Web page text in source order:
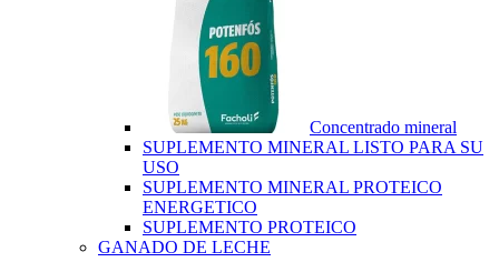
Concentrado mineral
SUPLEMENTO MINERAL LISTO PARA SU
USO
SUPLEMENTO MINERAL PROTEICO
ENERGETICO
SUPLEMENTO PROTEICO
GANADO DE LECHE